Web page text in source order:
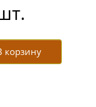
корзину